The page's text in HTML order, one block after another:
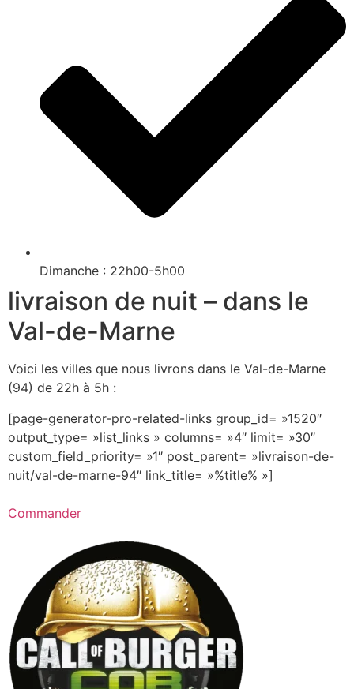
Dimanche : 22h00-5h00
livraison de nuit – dans le
Val-de-Marne
Voici les villes que nous livrons dans le Val-de-Marne
(94) de 22h à 5h :
[page-generator-pro-related-links group_id= »1520″
output_type= »list_links » columns= »4″ limit= »30″
custom_field_priority= »1″ post_parent= »livraison-de-
nuit/val-de-marne-94″ link_title= »%title% »]
Commander